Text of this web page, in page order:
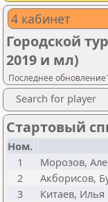
4 кабинет
Городской
2019 и мл)
Последнее
Search for player
Стартовый
Ном.
1
Морозов,
2
Акборисов,
3
Китаев,